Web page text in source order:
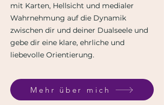
mit Karten, Hellsicht und medialer
Wahrnehmung auf die Dynamik
zwischen dir und deiner Dualseele und
gebe dir eine klare, ehrliche und
liebevolle Orientierung.
Mehr über mich